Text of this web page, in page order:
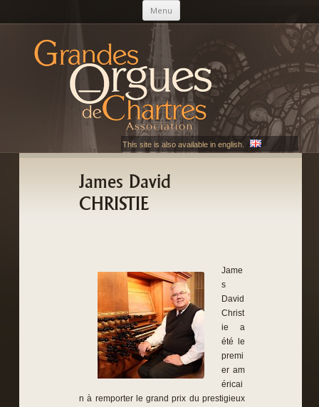
Menu Aller au contenu principal
AGOC
Les Grandes Orgues de Chartres
This site is also available in english.
James David
CHRISTIE
Jame
s
David
Christ
ie a
été le
premi
er am
éricai
n à remporter le grand prix du prestigieux